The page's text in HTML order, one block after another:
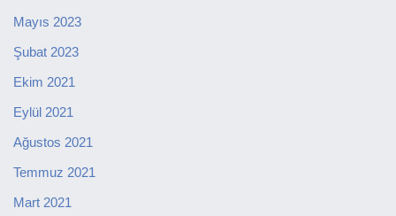
Mayıs 2023
Şubat 2023
Ekim 2021
Eylül 2021
Ağustos 2021
Temmuz 2021
Mart 2021